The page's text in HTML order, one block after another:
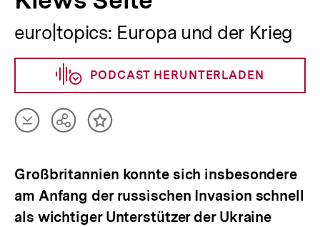
euro|topics: Europa und der Krieg
PODCAST HERUNTERLADEN
Artikel
herunterladen
TeilenInhalt
Großbritannien konnte sich insbesondere
am Anfang der russischen Invasion schnell
als wichtiger Unterstützer der Ukraine